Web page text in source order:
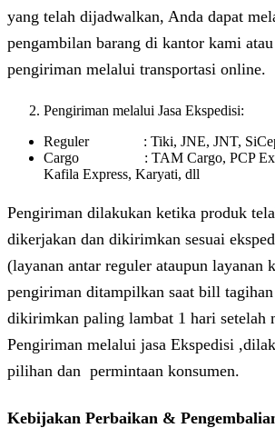
yang telah dijadwalkan, Anda dapat
pengambilan barang di kantor kami
pengiriman melalui transportasi online.
Pengiriman melalui Jasa Ekspedisi:
Reguler : Tiki, JNE, JNT,
Cargo : TAM Cargo, PCP
Kafila Express, Karyati, dll
Pengiriman dilakukan ketika produk
dikerjakan dan dikirimkan sesuai
(layanan antar reguler ataupun layanan
pengiriman ditampilkan saat bill
dikirimkan paling lambat 1 hari setelah
Pengiriman melalui jasa Ekspedisi
pilihan dan permintaan konsumen.
Kebijakan Perbaikan &